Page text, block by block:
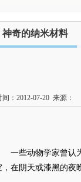
神奇的纳米材料
间：2012-07-20 来源：
一些动物学家曾认
，在阴天或漆黑的夜